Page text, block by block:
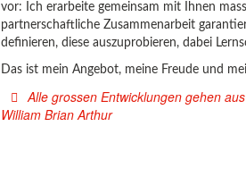
vor: Ich erarbeite gemeinsam mit Ihnen
partnerschaftliche Zusammenarbeit
definieren, diese auszuprobieren, dabei
Das ist mein Angebot, meine Freude und
Alle grossen Entwicklungen gehen
William Brian Arthur